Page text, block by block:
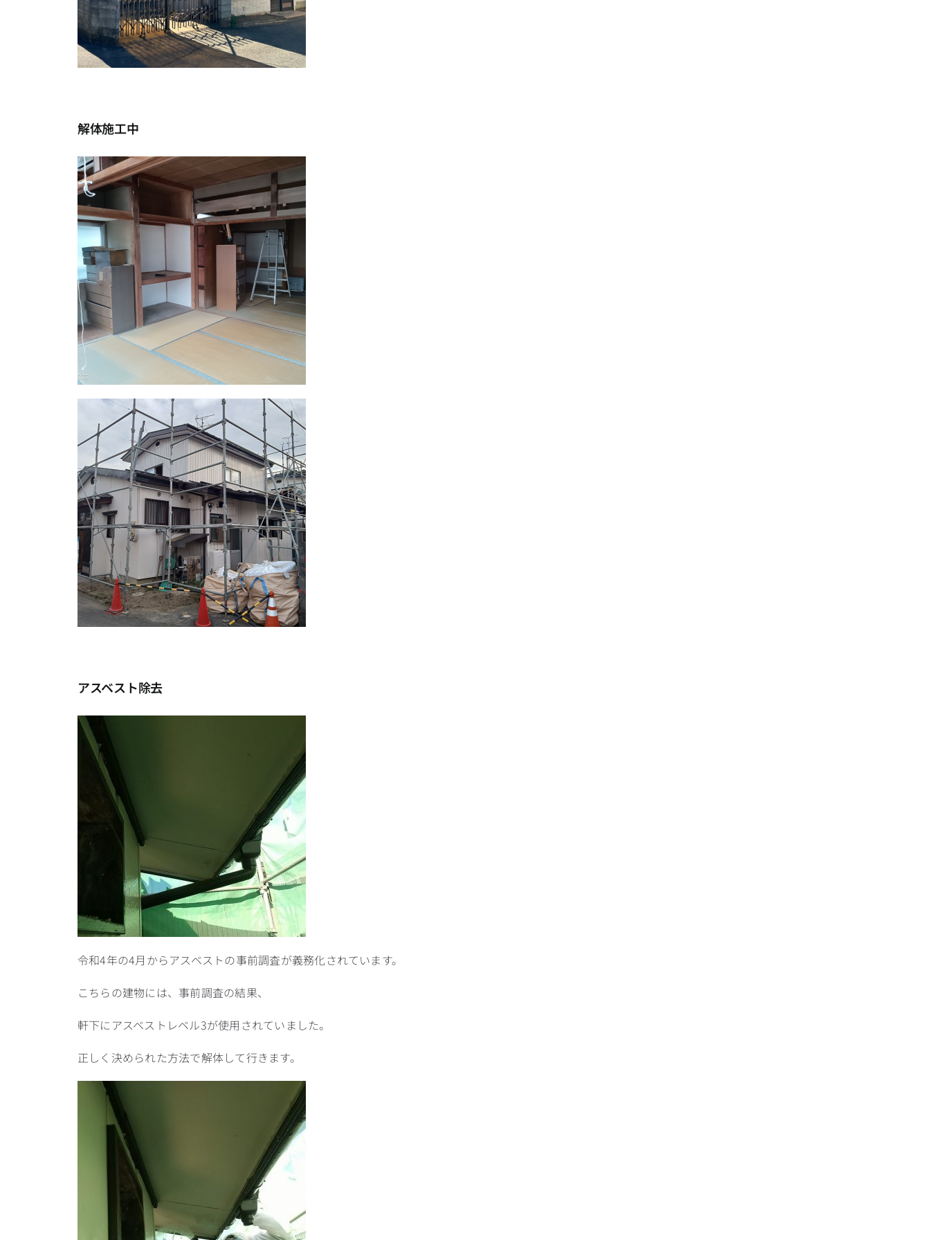
解体施工中
アスベスト除去
令和4年の4月からアスベストの事前調査が義務化されています。
こちらの建物には、事前調査の結果、
軒下にアスベストレベル3が使用されていました。
正しく決められた方法で解体して行きます。